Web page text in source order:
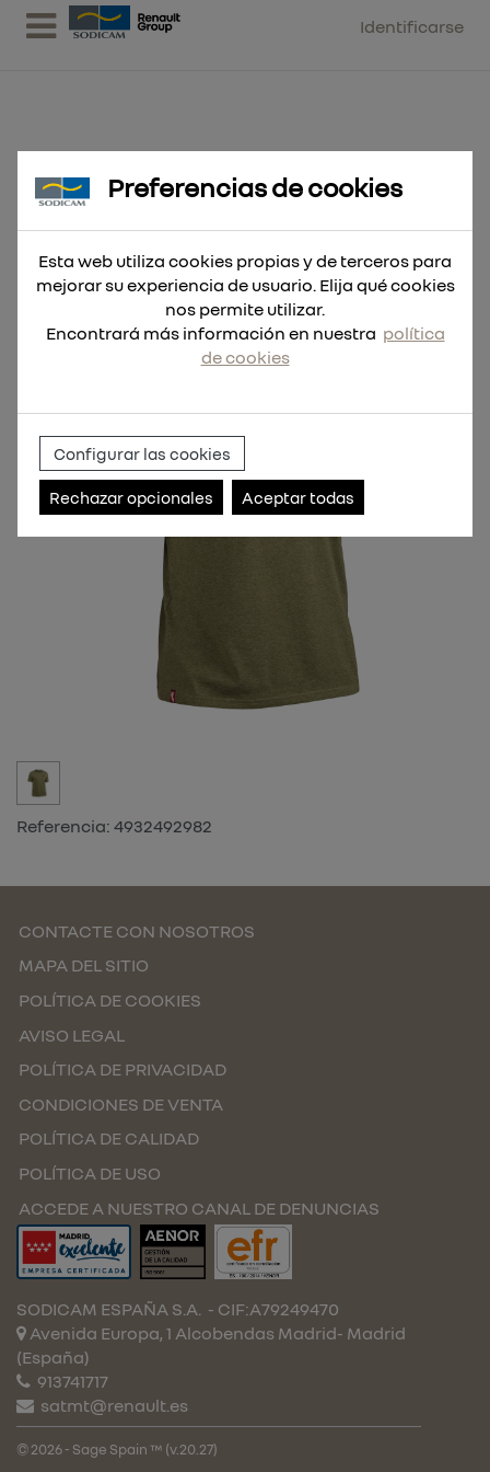
Identificarse
Camiseta híbrida de manga corta,
color verde, XXL
Referencia: 4932492982
CONTACTE CON NOSOTROS
MAPA DEL SITIO
POLÍTICA DE COOKIES
AVISO LEGAL
POLÍTICA DE PRIVACIDAD
CONDICIONES DE VENTA
POLÍTICA DE CALIDAD
POLÍTICA DE USO
ACCEDE A NUESTRO CANAL DE DENUNCIAS
SODICAM ESPAÑA S.A. - CIF:A79249470
Avenida Europa, 1 Alcobendas Madrid- Madrid
(España)
913741717
satmt@renault.es
© 2026 - Sage Spain ™ (v.20.27)
Preferencias de cookies
Esta web utiliza cookies propias y de terceros para
mejorar su experiencia de usuario. Elija qué cookies
nos permite utilizar.
Encontrará más información en nuestra política
de cookies
Configurar las cookies
Rechazar opcionales Aceptar todas